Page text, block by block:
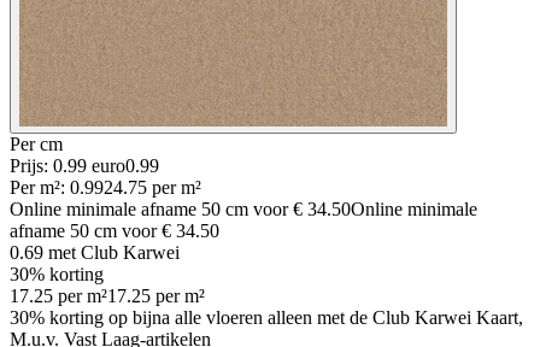
Per cm
Prijs: 0.99 euro0.99
Per m²: 0.9924.75 per m²
Online minimale afname 50 cm voor€ 34.50Online minimale
afname 50 cm voor€ 34.50
0.69 met Club Karwei
30% korting
17.25 per m²17.25 per m²
30% korting op bijna alle vloeren alleen met de Club Karwei Kaart,
M.u.v. Vast Laag-artikelen